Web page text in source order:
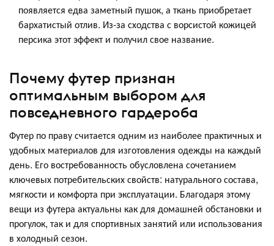
появляется едва заметный пушок, а ткань приобретает
бархатистый отлив. Из-за сходства с ворсистой кожицей
персика этот эффект и получил свое название.
Почему футер признан
оптимальным выбором для
повседневного гардероба
Футер по праву считается одним из наиболее практичных и
удобных материалов для изготовления одежды на каждый
день. Его востребованность обусловлена сочетанием
ключевых потребительских свойств: натурального состава,
мягкости и комфорта при эксплуатации. Благодаря этому
вещи из футера актуальны как для домашней обстановки и
прогулок, так и для спортивных занятий или использования
в холодный сезон.